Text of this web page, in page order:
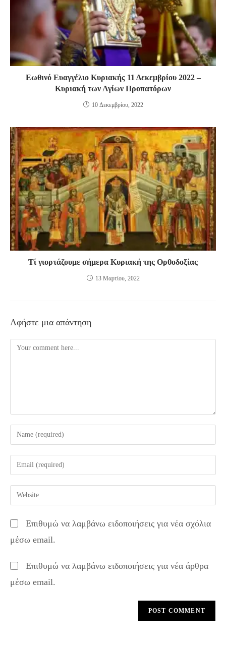
Εωθινό Ευαγγέλιο Κυριακής 11 Δεκεμβρίου 2022 –
Κυριακή των Αγίων Προπατόρων
10 Δεκεμβρίου, 2022
Τί γιορτάζουμε σήμερα Κυριακή της Ορθοδοξίας
13 Μαρτίου, 2022
Αφήστε μια απάντηση
Comment
Enter
your
name
comment
Enter
your
email
address
comment
Enter
your
URL
(optional)
Επιθυμώ να λαμβάνω ειδοποιήσεις για νέα σχόλια
μέσω email.
Επιθυμώ να λαμβάνω ειδοποιήσεις για νέα άρθρα
μέσω email.